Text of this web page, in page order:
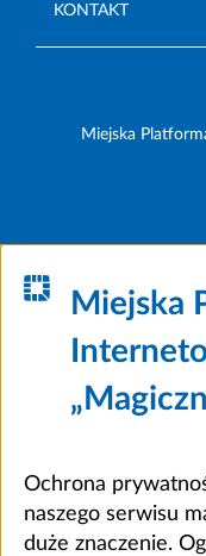
KONTAKT
Miejska
Miejska
Ochrona
naszego serwisu
duże znaczenie.